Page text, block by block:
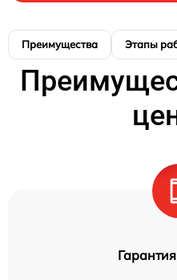
Преимущества Этапы